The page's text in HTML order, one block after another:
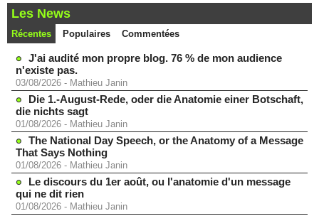
Les News
Récentes Populaires Commentées
J'ai audité mon propre blog. 76 % de mon audience
n'existe pas.
03/08/2026 - Mathieu Janin
Die 1.-August-Rede, oder die Anatomie einer Botschaft,
die nichts sagt
01/08/2026 - Mathieu Janin
The National Day Speech, or the Anatomy of a Message
That Says Nothing
01/08/2026 - Mathieu Janin
Le discours du 1er août, ou l'anatomie d'un message
qui ne dit rien
01/08/2026 - Mathieu Janin